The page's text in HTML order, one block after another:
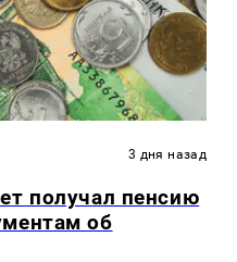
3 дня назад
получал пенсию
об